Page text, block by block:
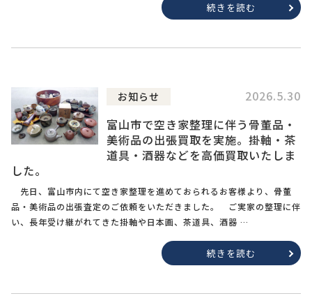
続きを読む
お知らせ
2026.5.30
富山市で空き家整理に伴う骨董品・
美術品の出張買取を実施。掛軸・茶
道具・酒器などを高価買取いたしま
した。
先日、富山市内にて空き家整理を進めておられるお客様より、骨董
品・美術品の出張査定のご依頼をいただきました。 ご実家の整理に伴
い、長年受け継がれてきた掛軸や日本画、茶道具、酒器 …
続きを読む